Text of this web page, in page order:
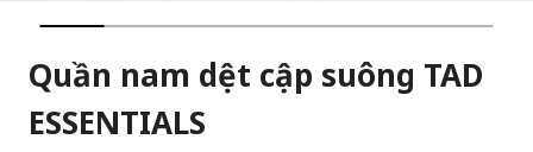
Quần nam dệt cập suông TAD
ESSENTIALS